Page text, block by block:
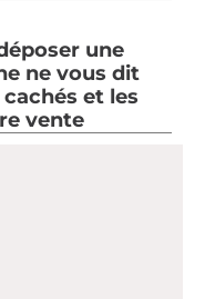
une
ne vous dit
et les
vente